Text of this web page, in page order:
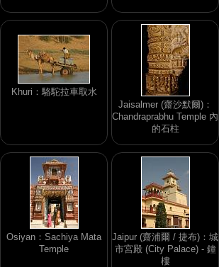
Khuri：駱駝拉車取水
Jaisalmer (齋沙默爾)：
Chandraprabhu Temple 內
的石柱
Osiyan：Sachiya Mata
Temple
Jaipur (齋浦爾 / 捷布)：城
市宮殿 (City Palace) - 鐘
樓